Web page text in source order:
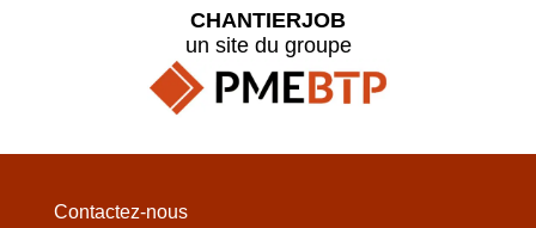
CHANTIERJOB
un site du groupe
Contactez-nous